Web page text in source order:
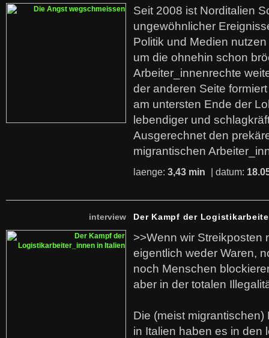
Seit 2008 ist Norditalien
ungewöhnlicher
Politik und Medien
um die ohnehin schon
Arbeiter_innenrechte
der anderen Seite
am untersten Ende der
lebendiger und
Ausgerechnet den
migrantischen
laenge: 3,43 min | datum:
interview Der Kampf der
>>Wenn wir Streikposten
eigentlich weder Waren,
noch Menschen
aber in der totalen
Die (meist
in Italien haben es in den